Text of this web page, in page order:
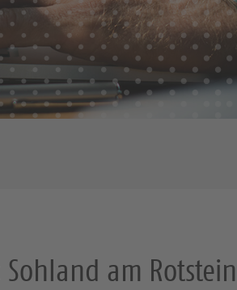
Sohland am